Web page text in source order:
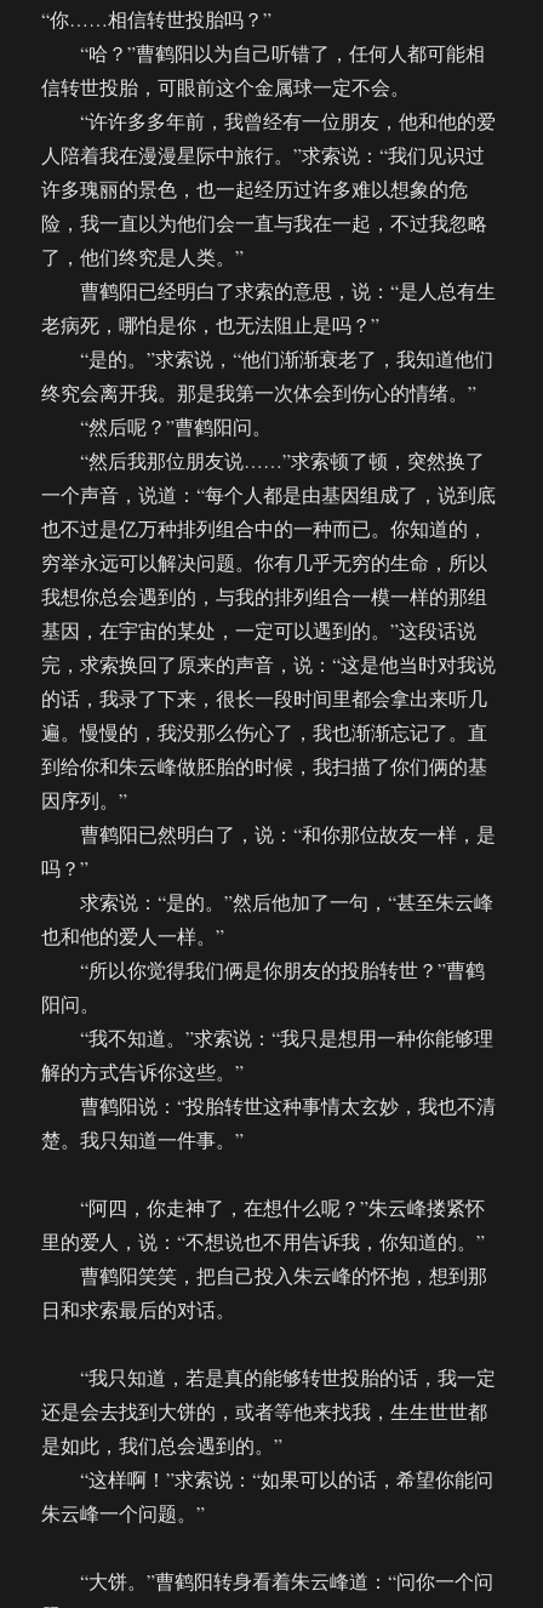
“你……相信转世投胎吗？”
“哈？”曹鹤阳以为自己听错了，任何人都可能相
信转世投胎，可眼前这个金属球一定不会。
“许许多多年前，我曾经有一位朋友，他和他的爱
人陪着我在漫漫星际中旅行。”求索说：“我们见识过
许多瑰丽的景色，也一起经历过许多难以想象的危
险，我一直以为他们会一直与我在一起，不过我忽略
了，他们终究是人类。”
曹鹤阳已经明白了求索的意思，说：“是人总有生
老病死，哪怕是你，也无法阻止是吗？”
“是的。”求索说，“他们渐渐衰老了，我知道他们
终究会离开我。那是我第一次体会到伤心的情绪。”
“然后呢？”曹鹤阳问。
“然后我那位朋友说……”求索顿了顿，突然换了
一个声音，说道：“每个人都是由基因组成了，说到底
也不过是亿万种排列组合中的一种而已。你知道的，
穷举永远可以解决问题。你有几乎无穷的生命，所以
我想你总会遇到的，与我的排列组合一模一样的那组
基因，在宇宙的某处，一定可以遇到的。”这段话说
完，求索换回了原来的声音，说：“这是他当时对我说
的话，我录了下来，很长一段时间里都会拿出来听几
遍。慢慢的，我没那么伤心了，我也渐渐忘记了。直
到给你和朱云峰做胚胎的时候，我扫描了你们俩的基
因序列。”
曹鹤阳已然明白了，说：“和你那位故友一样，是
吗？”
求索说：“是的。”然后他加了一句，“甚至朱云峰
也和他的爱人一样。”
“所以你觉得我们俩是你朋友的投胎转世？”曹鹤
阳问。
“我不知道。”求索说：“我只是想用一种你能够理
解的方式告诉你这些。”
曹鹤阳说：“投胎转世这种事情太玄妙，我也不清
楚。我只知道一件事。”
“阿四，你走神了，在想什么呢？”朱云峰搂紧怀
里的爱人，说：“不想说也不用告诉我，你知道的。”
曹鹤阳笑笑，把自己投入朱云峰的怀抱，想到那
日和求索最后的对话。
“我只知道，若是真的能够转世投胎的话，我一定
还是会去找到大饼的，或者等他来找我，生生世世都
是如此，我们总会遇到的。”
“这样啊！”求索说：“如果可以的话，希望你能问
朱云峰一个问题。”
“大饼。”曹鹤阳转身看着朱云峰道：“问你一个问